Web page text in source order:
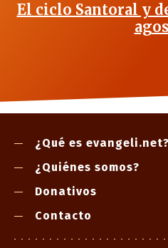
El ciclo Santoral y
¿Qué es evangeli.net?
¿Quiénes somos?
Donativos
Contacto